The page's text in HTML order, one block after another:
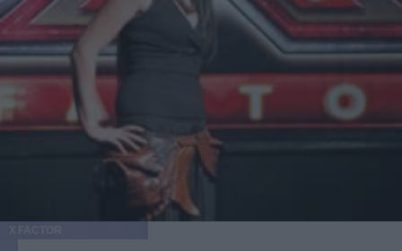
allora, sia proprio necessario continuare a indossare mini
abiti sgargianti e cortissimi se il fisico non è più adeguato a
simili outfit. Così, nonostante la star dichiari di tenere
sempre d'occhio la dieta e di seguire uno stile di vita sano,
sembra che sia uscita perdente dalla lotta contro la
cellulite. È la stessa cantante ad ammetterlo: Diventa
sempre più difficile, e ora con in bambini sembra che non
ci sia mai tempo! Devo alzarmi prima che lo facciano loro
per fare un po' di ginnastica, ma so che è per il bene della
mia salute e del mio spirito.